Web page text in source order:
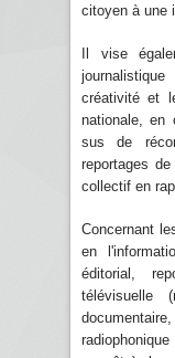
citoyen à une
Il vise
créativité et
nationale, en
sus de
reportages
collectif en
Concernant
en
éditorial,
télévisuelle